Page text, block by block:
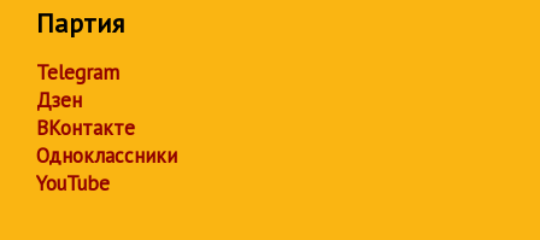
Партия
Telegram
Дзен
ВКонтакте
Одноклассники
YouTube